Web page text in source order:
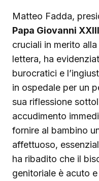
Matteo Fadda,
Papa Giovanni XXIII
cruciali in merito
lettera, ha
burocratici e
in ospedale per un
sua riflessione
accudimento
fornire al bambino
affettuoso,
ha ribadito che il
genitoriale è acuto